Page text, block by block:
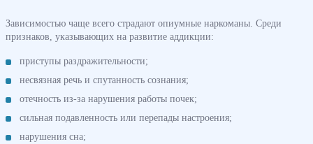
Зависимостью чаще всего страдают опиумные наркоманы. Среди
признаков, указывающих на развитие аддикции:
приступы раздражительности;
несвязная речь и спутанность сознания;
отечность из-за нарушения работы почек;
сильная подавленность или перепады настроения;
нарушения сна;